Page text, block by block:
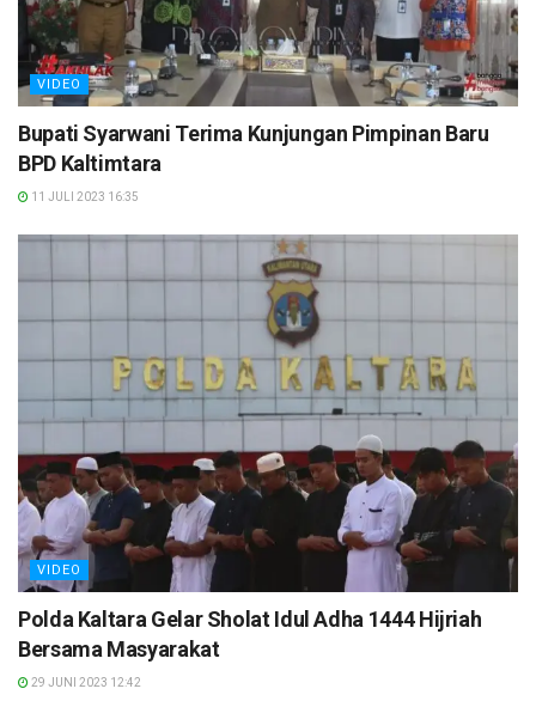
VIDEO
Bupati Syarwani Terima Kunjungan Pimpinan Baru
BPD Kaltimtara
11 JULI 2023 16:35
VIDEO
Polda Kaltara Gelar Sholat Idul Adha 1444 Hijriah
Bersama Masyarakat
29 JUNI 2023 12:42